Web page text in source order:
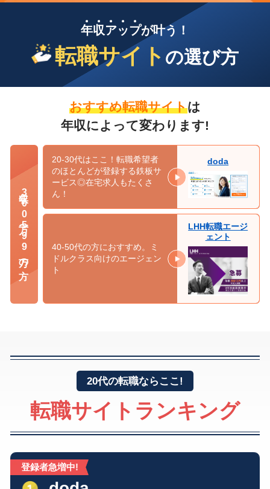
年収アップが叶う！
転職サイト の選び方
おすすめ転職サイトは
年収によって変わります!
年収300万〜599万の方
20-30代はここ！転職希望者
のほとんどが登録する鉄板サ
ービス◎在宅求人もたくさ
ん！
doda
40-50代の方におすすめ。ミ
ドルクラス向けのエージェン
ト
LHH転職エージ
ェント
20代の転職ならここ!
転職サイトランキング
登録者急増中!